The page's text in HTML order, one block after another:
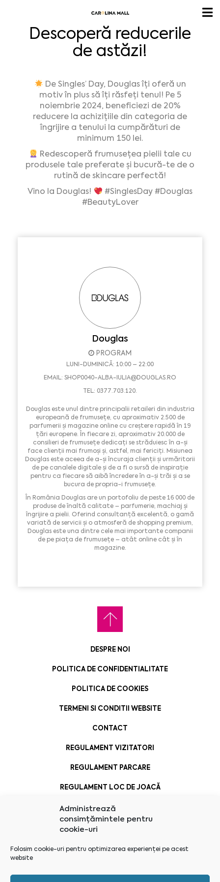
Administrează
consimțămintele pentru
cookie-uri
Folosim cookie-uri pentru optimizarea experienței pe acest
website
Descoperă reducerile
de astăzi!
De Singles’ Day, Douglas îți oferă un
motiv în plus să îți răsfeți tenul! Pe 5
noiembrie 2024, beneficiezi de 20%
reducere la achizițiile din categoria de
îngrijire a tenului la cumpărături de
minimum 150 lei.
Redescoperă frumusețea pielii tale cu
produsele tale preferate și bucură-te de o
rutină de skincare perfectă!
Vino la Douglas!
#SinglesDay #Douglas
#BeautyLover
Douglas
PROGRAM
LUNI-DUMINICĂ: 10:00 – 22:00
EMAIL: SHOP0040-ALBA-IULIA@DOUGLAS.RO
TEL: 0377.703.120.
Douglas este unul dintre principalii retaileri din industria
europeană de frumusețe, cu aproximativ 2.500 de
parfumerii și magazine online cu creștere rapidă în 19
țări europene. În fiecare zi, aproximativ 20.000 de
consilieri de frumusețe dedicați se străduiesc în a-și
face clienții mai frumoși și, astfel, mai fericiți. Misiunea
Douglas este aceea de a-și încuraja clienții și urmăritorii
de pe canalele digitale și de a fi o sursă de inspirație
pentru ca fiecare să aibă încredere în a-și trăi și a se
bucura de propria-i frumusețe.
În România Douglas are un portofoliu de peste 16 000 de
produse de înaltă calitate – parfumerie, machiaj și
îngrijire a pielii. Oferind consultanță excelentă, o gamă
variată de servicii și o atmosferă de shopping premium,
Douglas este una dintre cele mai importante companii
de pe piața de frumusețe – atât online cât și în
magazine.
DESPRE NOI
POLITICA DE CONFIDENTIALITATE
POLITICA DE COOKIES
TERMENI SI CONDITII WEBSITE
CONTACT
REGULAMENT VIZITATORI
REGULAMENT PARCARE
REGULAMENT LOC DE JOACĂ